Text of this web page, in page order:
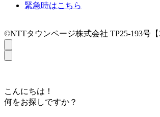
緊急時はこちら
©NTTタウンページ株式会社 TP25-193号【
こんにちは！
何をお探しですか？